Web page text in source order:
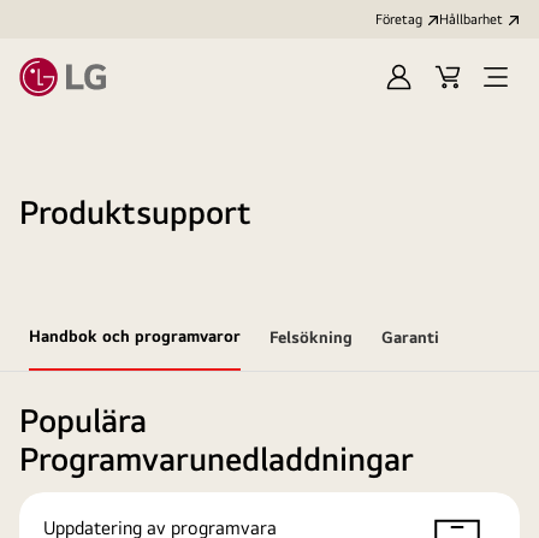
Företag Hållbarhet
LoggaKundvagn
Produktsupport
Handbok och programvaror Felsökning Garanti
Populära
Programvarunedladdningar
Uppdatering av programvara